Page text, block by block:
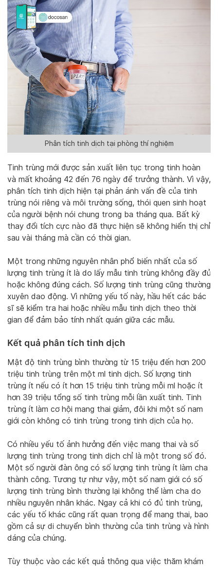
Phân tích tinh dịch tại phòng thí nghiệm
Tinh trùng mới được sản xuất liên tục trong tinh hoàn
và mất khoảng 42 đến 76 ngày để trưởng thành. Vì vậy,
phân tích tinh dịch hiện tại phản ánh vấn đề của tinh
trùng nói riêng và môi trường sống, thói quen sinh hoạt
của người bệnh nói chung trong ba tháng qua. Bất kỳ
thay đổi tích cực nào đã thực hiện sẽ không hiển thị chỉ
sau vài tháng mà cần có thời gian.
Một trong những nguyên nhân phổ biến nhất của số
lượng tinh trùng ít là do lấy mẫu tinh trùng không đầy đủ
hoặc không đúng cách. Số lượng tinh trùng cũng thường
xuyên dao động. Vì những yếu tố này, hầu hết các bác
sĩ sẽ kiểm tra hai hoặc nhiều mẫu tinh dịch theo thời
gian để đảm bảo tính nhất quán giữa các mẫu.
Kết quả phân tích tinh dịch
Mật độ tinh trùng bình thường từ 15 triệu đến hơn 200
triệu tinh trùng trên một ml tinh dịch. Số lượng tinh
trùng ít nếu có ít hơn 15 triệu tinh trùng mỗi ml hoặc ít
hơn 39 triệu tổng số tinh trùng mỗi lần xuất tinh. Tinh
trùng ít làm cơ hội mang thai giảm, đôi khi một số nam
giới còn không có tinh trùng trong tinh dịch của họ.
Có nhiều yếu tố ảnh hưởng đến việc mang thai và số
lượng tinh trùng trong tinh dịch chỉ là một trong số đó.
Một số người đàn ông có số lượng tinh trùng ít làm cha
thành công. Tương tự như vậy, một số nam giới có số
lượng tinh trùng bình thường lại không thể làm cha do
nhiều nguyên nhân khác. Ngay cả khi có đủ tinh trùng,
các yếu tố khác cũng rất quan trọng để mang thai, bao
gồm cả sự di chuyển bình thường của tinh trùng và hình
dáng của chúng.
Tùy thuộc vào các kết quả thông qua việc thăm khám